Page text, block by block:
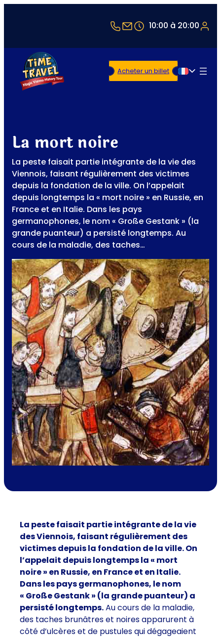
+43 1 5321514
office@timetravel-
10:00 à 20:00
Français
Acheter un billet
La mort noire
La peste faisait partie intégrante de la vie des
Viennois, faisant régulièrement des victimes
depuis la fondation de la ville. On l’appelait
depuis longtemps la « mort noire » en Russie, en
France et en Italie. Dans les pays
germanophones, le nom « Große Gestank » (la
grande puanteur) a persisté longtemps. Au
cours de la maladie, des taches…
La peste faisait partie intégrante de la vie
des Viennois, faisant régulièrement des
victimes depuis la fondation de la ville. On
l’appelait depuis longtemps la « mort
noire » en Russie, en France et en Italie.
Dans les pays germanophones, le nom
« Große Gestank » (la grande puanteur) a
persisté longtemps.Au cours de la maladie,
des taches brunâtres et noires apparurent à
côté d’ulcères et de pustules qui dégageaient